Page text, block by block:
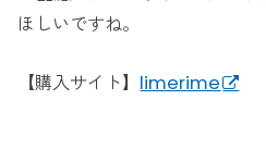
ほしいですね。
【購入サイト】 limerime